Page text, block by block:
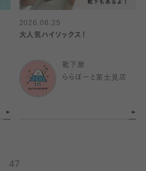
2026.06.25
大人気ハイソックス！
靴下屋
ららぽーと富士見店
47